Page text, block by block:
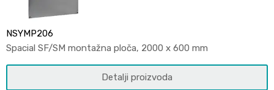
NSYMP206
Spacial SF/SM montažna ploča, 2000 x 600 mm
Detalji proizvoda